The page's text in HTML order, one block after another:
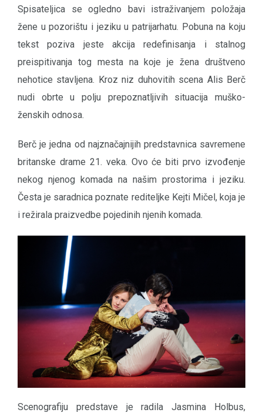
Spisateljica se ogledno bavi istraživanjem položaja
žene u pozorištu i jeziku u patrijarhatu. Pobuna na koju
tekst poziva jeste akcija redefinisanja i stalnog
preispitivanja tog mesta na koje je žena društveno
nehotice stavljena. Kroz niz duhovitih scena Alis Berč
nudi obrte u polju prepoznatljivih situacija muško-
ženskih odnosa.
Berč je jedna od najznačajnijih predstavnica savremene
britanske drame 21. veka. Ovo će biti prvo izvođenje
nekog njenog komada na našim prostorima i jeziku.
Česta je saradnica poznate rediteljke Kejti Mičel, koja je
i režirala praizvedbe pojedinih njenih komada.
Scenografiju predstave je radila Jasmina Holbus,